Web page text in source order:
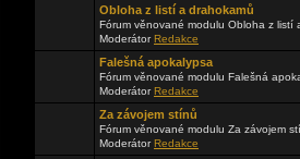
Obloha z listí a drahokamů
Fórum věnované modulu Obloha z listí
ModerátorRedakce
Falešná apokalypsa
Fórum věnované modulu Falešná
ModerátorRedakce
Za závojem stínů
Fórum věnované modulu Za závojem
ModerátorRedakce